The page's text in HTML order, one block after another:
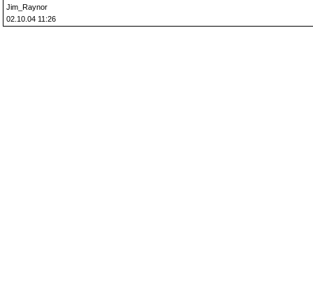
Jim_Raynor
02.10.04 11:26